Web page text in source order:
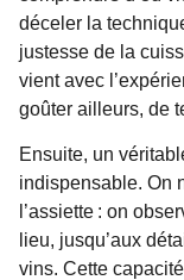
déceler la
justesse de la
vient avec
goûter ailleurs, de
Ensuite, un
indispensable. On
l’assiette : on
lieu, jusqu’aux
vins. Cette